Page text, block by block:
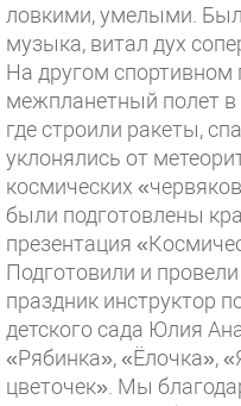
ловкими, умелыми.
музыка, витал дух
На другом спортивном
межпланетный полет в
где строили ракеты,
уклонялись от
космических
были подготовлены
презентация
Подготовили и
праздник инструктор
детского сада Юлия
«Рябинка», «Ёлочка»,
цветочек». Мы